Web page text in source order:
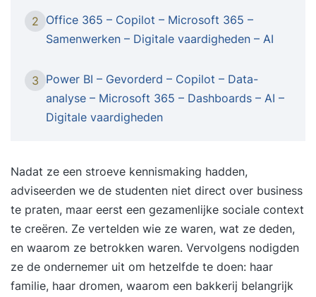
2 Office 365 – Copilot – Microsoft 365 –
Samenwerken – Digitale vaardigheden – AI
3 Power BI – Gevorderd – Copilot – Data-
analyse – Microsoft 365 – Dashboards – AI –
Digitale vaardigheden
Nadat ze een stroeve kennismaking hadden,
adviseerden we de studenten niet direct over business
te praten, maar eerst een gezamenlijke sociale context
te creëren. Ze vertelden wie ze waren, wat ze deden,
en waarom ze betrokken waren. Vervolgens nodigden
ze de ondernemer uit om hetzelfde te doen: haar
familie, haar dromen, waarom een bakkerij belangrijk